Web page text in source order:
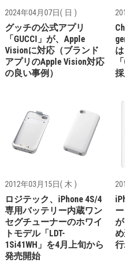
2024年04月07日( 日 )
グッチの公式アプリ
「GUCCI」が、Apple
Visionに対応（ブランド
アプリのApple Vision対応
の良い事例）
2012年03月15日( 木 )
ロジテック、iPhone 4S/4
専用バッテリー内蔵ワン
セグチューナーのホワイ
トモデル「LDT-
1Si41WH」を4月上旬から
発売開始